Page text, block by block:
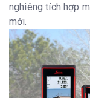
nghiêng tích hợp
mới.